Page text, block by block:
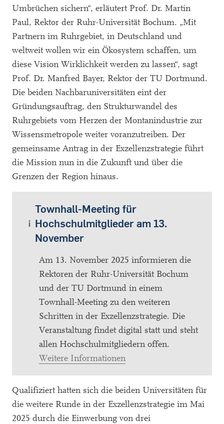
Umbrüchen sichern“, erläutert Prof. Dr. Martin
Paul, Rektor der Ruhr-Universität Bochum. „Mit
Partnern im Ruhrgebiet, in Deutschland und
weltweit wollen wir ein Ökosystem schaffen, um
diese Vision Wirklichkeit werden zu lassen“, sagt
Prof. Dr. Manfred Bayer, Rektor der TU Dortmund.
Die beiden Nachbaruniversitäten eint der
Gründungsauftrag, den Strukturwandel des
Ruhrgebiets vom Herzen der Montanindustrie zur
Wissensmetropole weiter voranzutreiben. Der
gemeinsame Antrag in der Exzellenzstrategie führt
die Mission nun in die Zukunft und über die
Grenzen der Region hinaus.
Townhall-Meeting für
Hochschulmitglieder am 13.
November
Am 13. November 2025 informieren die
Rektoren der Ruhr-Universität Bochum
und der TU Dortmund in einem
Townhall-Meeting zu den weiteren
Schritten in der Exzellenzstrategie. Die
Veranstaltung findet digital statt und steht
allen Hochschulmitgliedern offen.
Weitere Informationen
Qualifiziert hatten sich die beiden Universitäten für
die weitere Runde in der Exzellenzstrategie im Mai
2025 durch die Einwerbung von drei